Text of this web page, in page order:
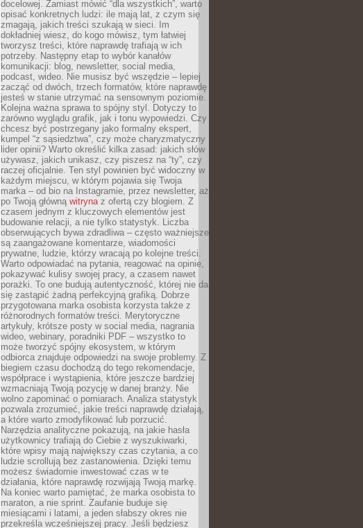
docelowej. Zamiast mówić “dla wszystkich”, warto
opisać konkretnych ludzi: ile mają lat, z czym się
zmagają, jakich treści szukają w sieci. Im
dokładniej wiesz, do kogo mówisz, tym łatwiej
tworzysz treści, które naprawdę trafiają w ich
potrzeby. Następny etap to wybór kanałów
komunikacji: blog, newsletter, social media,
podcast, wideo. Nie musisz być wszędzie – lepiej
zacząć od dwóch, trzech formatów, które naprawdę
jesteś w stanie utrzymać na sensownym poziomie.
Kolejna ważna sprawa to spójny styl. Dotyczy to
zarówno wyglądu grafik, jak i tonu wypowiedzi. Czy
chcesz być postrzegany jako formalny ekspert,
kumpel “z sąsiedztwa”, czy może charyzmatyczny
lider opinii? Warto określić kilka zasad: jakich słów
używasz, jakich unikasz, czy piszesz na “ty”, czy
raczej oficjalnie. Ten styl powinien być widoczny w
każdym miejscu, w którym pojawia się Twoja
marka – od bio na Instagramie, przez newsletter, aż
po Twoją główną witrynaz ofertą czy blogiem. Z
czasem jednym z kluczowych elementów jest
budowanie relacji, a nie tylko statystyk. Liczba
obserwujących bywa zdradliwa – często ważniejsze
są zaangażowane komentarze, wiadomości
prywatne, ludzie, którzy wracają po kolejne treści.
Warto odpowiadać na pytania, reagować na opinie,
pokazywać kulisy swojej pracy, a czasem nawet
porażki. To one budują autentyczność, której nie da
się zastąpić żadną perfekcyjną grafiką. Dobrze
przygotowana marka osobista korzysta także z
różnorodnych formatów treści. Merytoryczne
artykuły, krótsze posty w social media, nagrania
wideo, webinary, poradniki PDF – wszystko to
może tworzyć spójny ekosystem, w którym
odbiorca znajduje odpowiedzi na swoje problemy. Z
biegiem czasu dochodzą do tego rekomendacje,
współprace i wystąpienia, które jeszcze bardziej
wzmacniają Twoją pozycję w danej branży. Nie
wolno zapominać o pomiarach. Analiza statystyk
pozwala zrozumieć, jakie treści naprawdę działają,
a które warto zmodyfikować lub porzucić.
Narzędzia analityczne pokazują, na jakie hasła
użytkownicy trafiają do Ciebie z wyszukiwarki,
które wpisy mają największy czas czytania, a co
ludzie scrollują bez zastanowienia. Dzięki temu
możesz świadomie inwestować czas w te
działania, które naprawdę rozwijają Twoją markę.
Na koniec warto pamiętać, że marka osobista to
maraton, a nie sprint. Zaufanie buduje się
miesiącami i latami, a jeden słabszy okres nie
przekreśla wcześniejszej pracy. Jeśli będziesz